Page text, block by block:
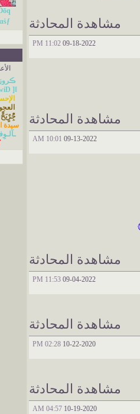
مشاهدة المحادثة
09-18-2022
11:02 PM
مشاهدة المحادثة
09-13-2022
10:01 AM
مشاهدة المحادثة
09-04-2022
11:53 PM
مشاهدة المحادثة
10-22-2020
02:28 PM
مشاهدة المحادثة
10-19-2020
04:57 AM
]ǁ[يـآإْسُـرٍ]ǁ[
سيدة